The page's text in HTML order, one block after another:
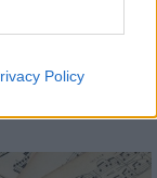
Policy
történelmi